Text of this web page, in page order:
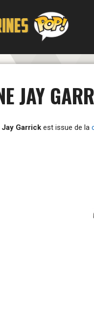
JAY
Jay Garrick est issue de la